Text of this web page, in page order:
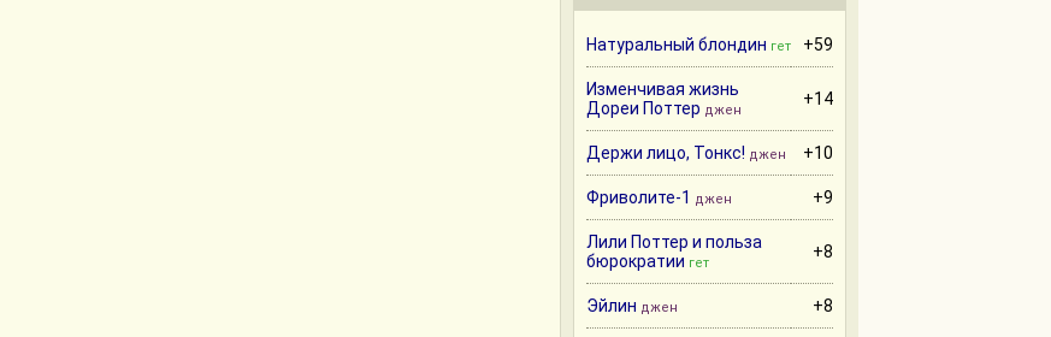
Натуральный блондин гет +59
Изменчивая жизнь
Дореи Поттер джен
+14
Держи лицо, Тонкс! джен +10
Фриволите-1 джен +9
Лили Поттер и польза
бюрократии гет
+8
Эйлин джен +8